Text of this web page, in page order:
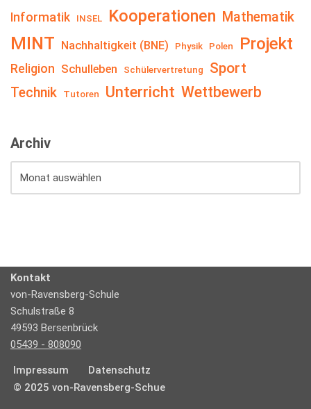
Informatik INSEL Kooperationen Mathematik
MINT Nachhaltigkeit (BNE) Physik Polen Projekt
Religion Schulleben Schülervertretung Sport
Technik Tutoren Unterricht Wettbewerb
Archiv
Kontakt
von-Ravensberg-Schule
Schulstraße 8
49593 Bersenbrück
05439 - 808090
Impressum
Datenschutz
© 2025 von-Ravensberg-Schue